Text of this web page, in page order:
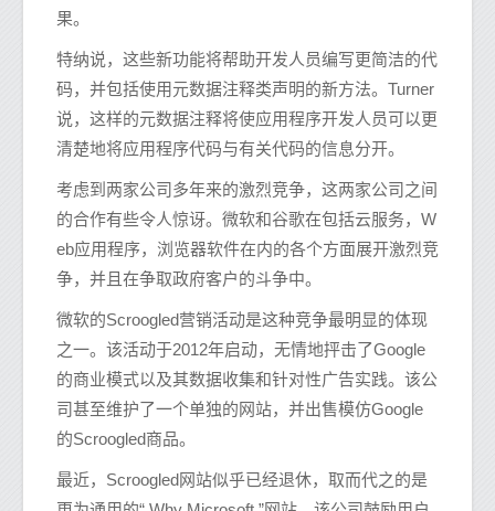
果。
特纳说，这些新功能将帮助开发人员编写更简洁的代
码，并包括使用元数据注释类声明的新方法。Turner
说，这样的元数据注释将使应用程序开发人员可以更
清楚地将应用程序代码与有关代码的信息分开。
考虑到两家公司多年来的激烈竞争，这两家公司之间
的合作有些令人惊讶。微软和谷歌在包括云服务，W
eb应用程序，浏览器软件在内的各个方面展开激烈竞
争，并且在争取政府客户的斗争中。
微软的Scroogled营销活动是这种竞争最明显的体现
之一。该活动于2012年启动，无情地抨击了Google
的商业模式以及其数据收集和针对性广告实践。该公
司甚至维护了一个单独的网站，并出售模仿Google
的Scroogled商品。
最近，Scroogled网站似乎已经退休，取而代之的是